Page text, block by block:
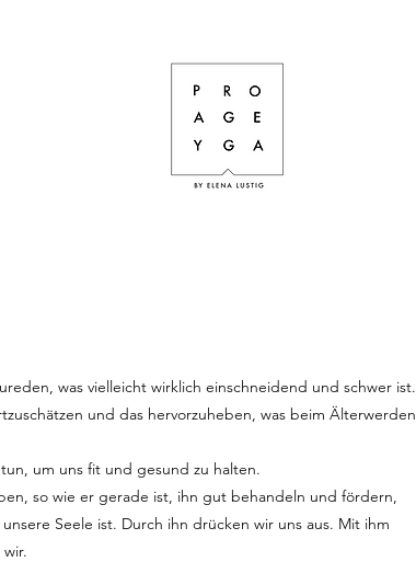
was vielleicht wirklich einschneidend und schwer ist.
und das hervorzuheben, was beim Älterwerden
um uns fit und gesund zu halten.
so wie er gerade ist, ihn gut behandeln und fördern,
Seele ist. Durch ihn drücken wir uns aus. Mit ihm